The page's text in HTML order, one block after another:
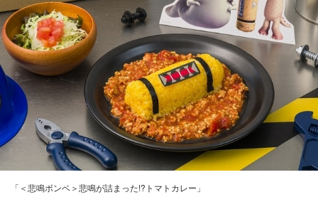
「＜悲鳴ボンベ＞悲鳴が詰まった!?トマトカレー」